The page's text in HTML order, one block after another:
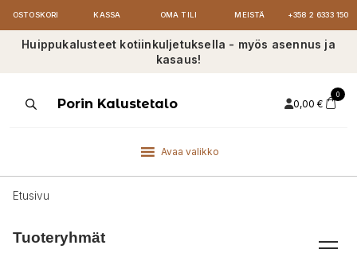
OSTOSKORI KASSA OMA TILI MEISTÄ +358 2 6333 150
Huippukalusteet kotiinkuljetuksella - myös asennus ja
kasaus!
ProductsPorin Kalustetalo 0,00 €
0
Avaa valikko
Etusivu
Tuoteryhmät